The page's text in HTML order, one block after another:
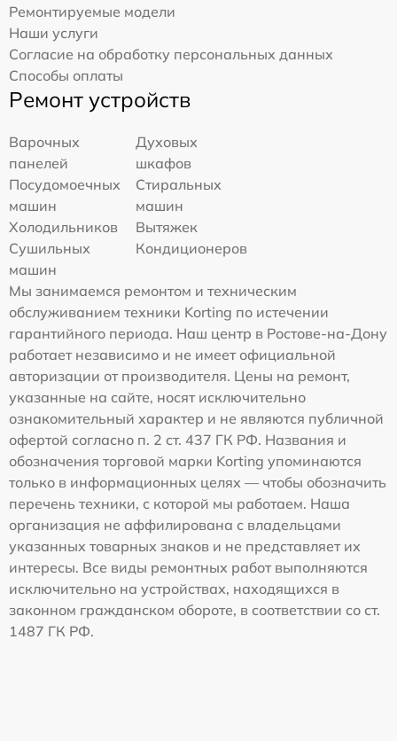
Ремонтируемые модели
Наши услуги
Согласие на обработку персональных данных
Способы оплаты
Ремонт устройств
Варочных
панелей
Духовых
шкафов
Посудомоечных
машин
Стиральных
машин
Холодильников
Вытяжек
Сушильных
машин
Кондиционеров
Мы занимаемся ремонтом и техническим
обслуживанием техники Korting по истечении
гарантийного периода. Наш центр в Ростове-на-Дону
работает независимо и не имеет официальной
авторизации от производителя. Цены на ремонт,
указанные на сайте, носят исключительно
ознакомительный характер и не являются публичной
офертой согласно п. 2 ст. 437 ГК РФ. Названия и
обозначения торговой марки Korting упоминаются
только в информационных целях — чтобы обозначить
перечень техники, с которой мы работаем. Наша
организация не аффилирована с владельцами
указанных товарных знаков и не представляет их
интересы. Все виды ремонтных работ выполняются
исключительно на устройствах, находящихся в
законном гражданском обороте, в соответствии со ст.
1487 ГК РФ.